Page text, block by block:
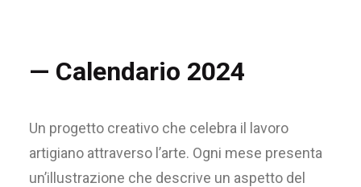
— Calendario 2024
Un progetto creativo che celebra il lavoro
artigiano attraverso l’arte. Ogni mese presenta
un’illustrazione che descrive un aspetto del